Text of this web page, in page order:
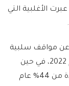
إذ عبرت الأغلبية التي
المشاركين عن مواقف سلبية
من إسرائيل، بزيادة 11 نقطة مئوية مقارنة بعام 2022، في حين
ارتفعت نسبة غير المؤيدين في المملكة المتحدة من 44% عام